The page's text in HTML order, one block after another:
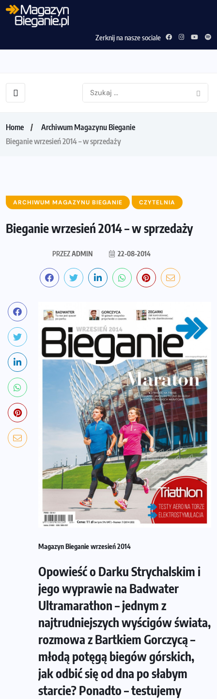
Zerknij na nasze sociale
Home
Archiwum Magazynu Bieganie
Bieganie wrzesień 2014 – w sprzedaży
ARCHIWUM MAGAZYNU BIEGANIE CZYTELNIA
Bieganie wrzesień 2014 – w sprzedaży
PRZEZADMIN 22-08-2014
Magazyn Bieganie wrzesień 2014
Opowieść o Darku Strychalskim i
jego wyprawie na Badwater
Ultramarathon – jednym z
najtrudniejszych wyścigów świata,
rozmowa z Bartkiem Gorczycą –
młodą potęgą biegów górskich,
jak odbić się od dna po słabym
starcie? Ponadto – testujemy